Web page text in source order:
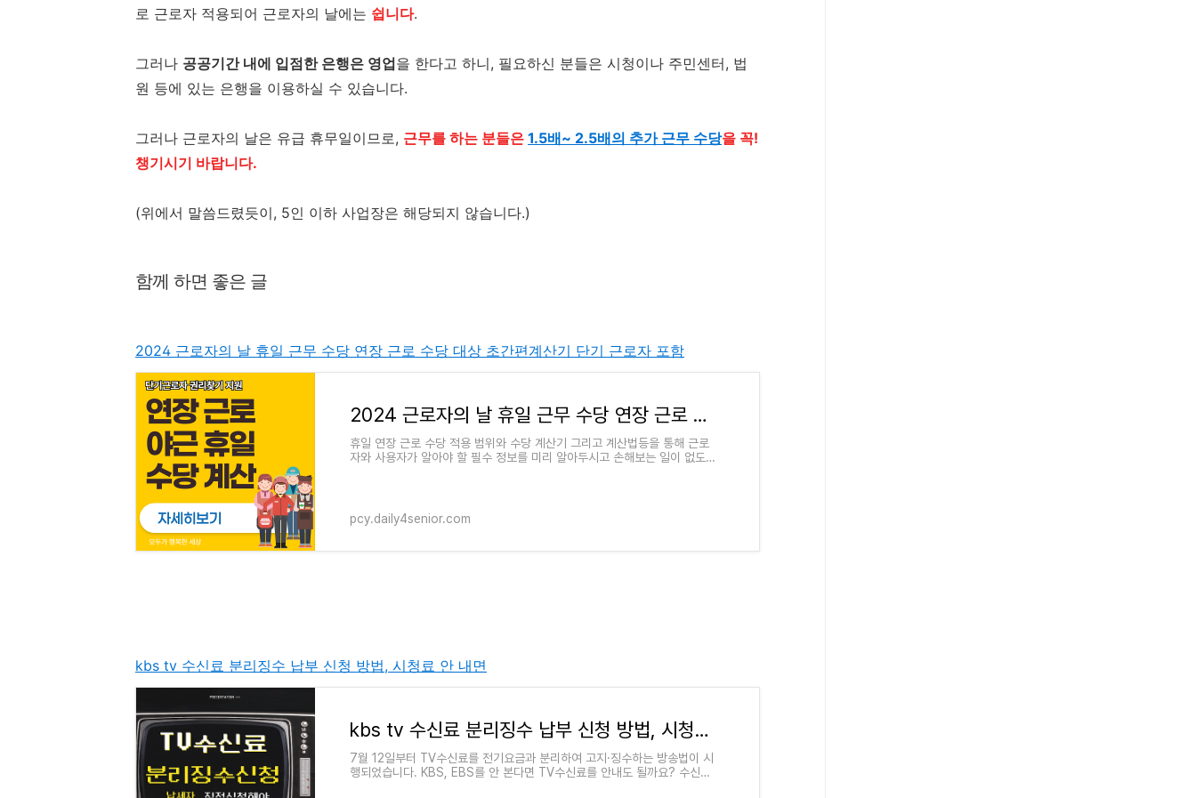
로 근로자 적용되어 근로자의 날에는 쉽니다.
그러나 공공기간 내에 입점한 은행은 영업을 한다고 하니, 필요하신 분들은 시청이나 주민센터, 법
원 등에 있는 은행을 이용하실 수 있습니다.
그러나 근로자의 날은 유급 휴무일이므로, 근무를 하는 분들은 1.5배~ 2.5배의 추가 근무 수당을 꼭!
챙기시기 바랍니다.
(위에서 말씀드렸듯이, 5인 이하 사업장은 해당되지 않습니다.)
함께 하면 좋은 글
2024 근로자의 날 휴일 근무 수당 연장 근로 수당 대상 초간편계산기 단기 근로자 포함
2024 근로자의 날 휴일 근무 수당 연장 근로 수당 대상 초간편계산기 단기 근로자
휴일 연장 근로 수당 적용 범위와 수당 계산기 그리고 계산법등을 통해 근로
자와 사용자가 알아야 할 필수 정보를 미리 알아두시고 손해보는 일이 없도록
pcy.daily4senior.com
kbs tv 수신료 분리징수 납부 신청 방법, 시청료 안 내면
kbs tv 수신료 분리징수 납부 신청 방법, 시청료 안 내면
7월 12일부터 TV수신료를 전기요금과 분리하여 고지·징수하는 방송법이 시
행되었습니다. KBS, EBS를 안 본다면 TV수신료를 안내도 될까요? 수신료